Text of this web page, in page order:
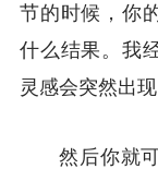
节的时候，你
什么结果。我
灵感会突然出现
然后你就